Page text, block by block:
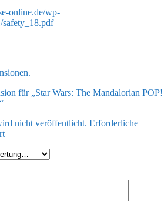
online.de/wp-
safety_18.pdf
für „Star Wars: The Mandalorian POP!
nicht veröffentlicht. Erforderliche